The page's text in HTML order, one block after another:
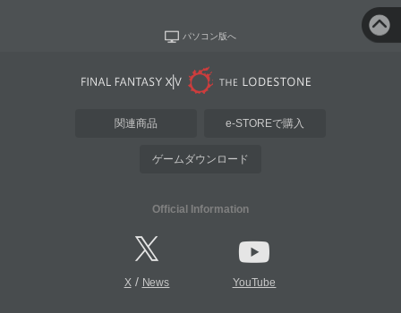
パソコン版へ
関連商品 e-STOREで購入
ゲームダウンロード
Official Information
X/ News YouTube